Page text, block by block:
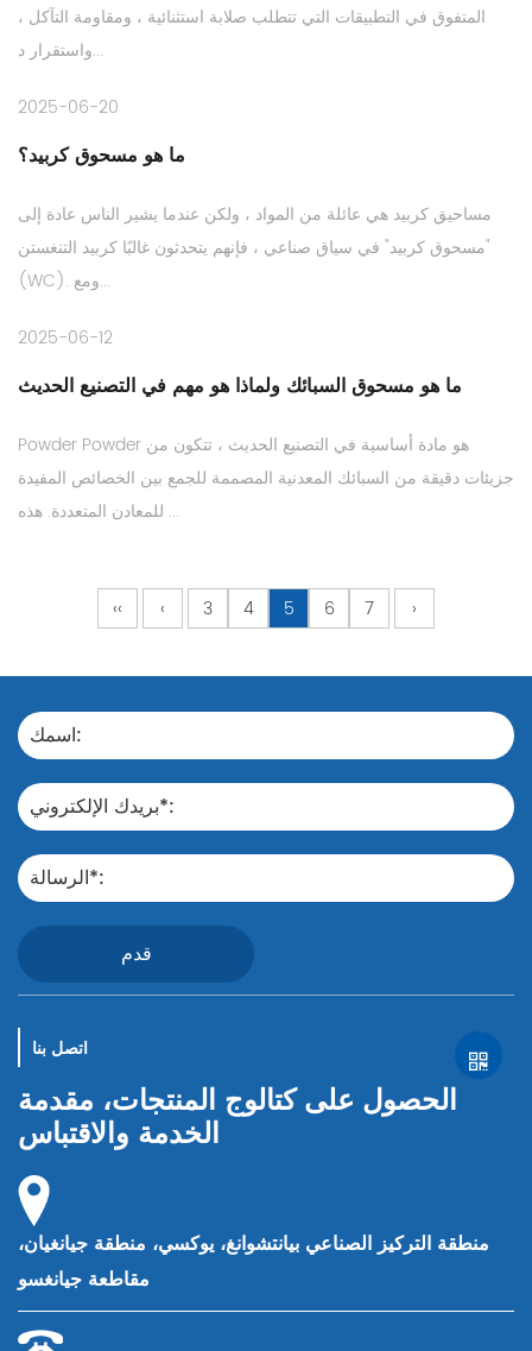
المتفوق في التطبيقات التي تتطلب صلابة استثنائية ، ومقاومة التآكل ،
واستقرار د...
2025-06-20
ما هو مسحوق كربيد؟
مساحيق كربيد هي عائلة من المواد ، ولكن عندما يشير الناس عادة إلى
"مسحوق كربيد" في سياق صناعي ، فإنهم يتحدثون غالبًا كربيد التنغستن
(WC). ومع...
2025-06-12
ما هو مسحوق السبائك ولماذا هو مهم في التصنيع الحديث
Powder Powder هو مادة أساسية في التصنيع الحديث ، تتكون من
جزيئات دقيقة من السبائك المعدنية المصممة للجمع بين الخصائص المفيدة
للمعادن المتعددة. هذه ...
‹‹ ‹ 3 4 5 6 7 ›
قدم
اتصل بنا
الحصول على كتالوج المنتجات، مقدمة
الخدمة والاقتباس
منطقة التركيز الصناعي بيانتشوانغ، يوكسي، منطقة جيانغيان،
مقاطعة جيانغسو